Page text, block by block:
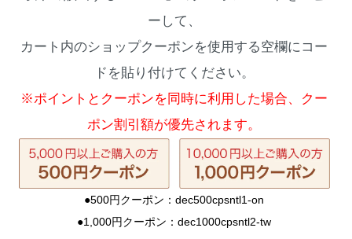
ーして、
カート内のショップクーポンを使用する空欄にコー
ドを貼り付けてください。
※ポイントとクーポンを同時に利用した場合、クー
ポン割引額が優先されます。
●500円クーポン：dec500cpsntl1-on
●1,000円クーポン：dec1000cpsntl2-tw